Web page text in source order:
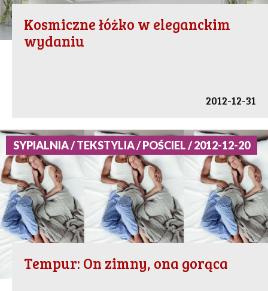
Kosmiczne łóżko w eleganckim
wydaniu
2012-12-31
SYPIALNIA / TEKSTYLIA / POŚCIEL / 2012-12-20
Tempur: On zimny, ona gorąca